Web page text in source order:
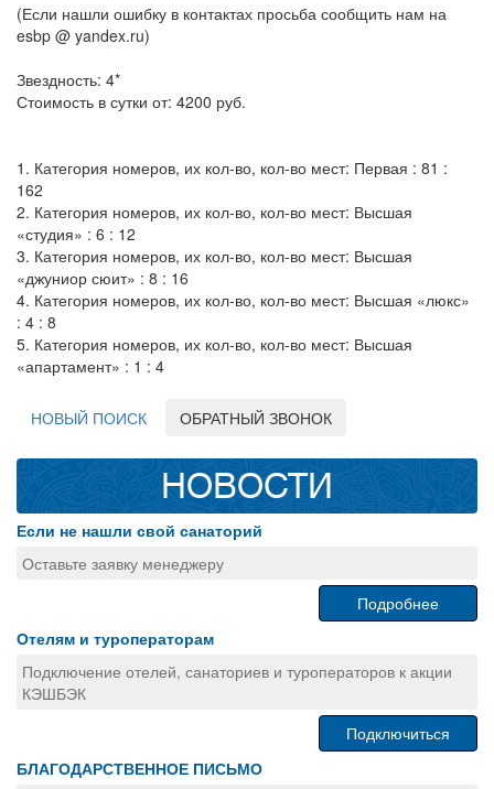
(Если нашли ошибку в контактах просьба сообщить нам на
esbp @ yandex.ru)
Звездность: 4*
Стоимость в сутки от: 4200 руб.
1. Категория номеров, их кол-во, кол-во мест: Первая : 81 :
162
2. Категория номеров, их кол-во, кол-во мест: Высшая
«студия» : 6 : 12
3. Категория номеров, их кол-во, кол-во мест: Высшая
«джуниор сюит» : 8 : 16
4. Категория номеров, их кол-во, кол-во мест: Высшая «люкс»
: 4 : 8
5. Категория номеров, их кол-во, кол-во мест: Высшая
«апартамент» : 1 : 4
НОВЫЙ ПОИСК ОБРАТНЫЙ ЗВОНОК
НОВОСТИ
Если не нашли свой санаторий
Оставьте заявку менеджеру
Подробнее
Отелям и туроператорам
Подключение отелей, санаториев и туроператоров к акции
КЭШБЭК
Подключиться
БЛАГОДАРСТВЕННОЕ ПИСЬМО